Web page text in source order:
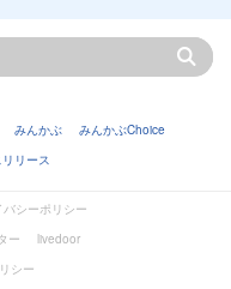
みんかぶ
みんかぶChoice
リース
バシーポリシー
ー
livedoor
シー